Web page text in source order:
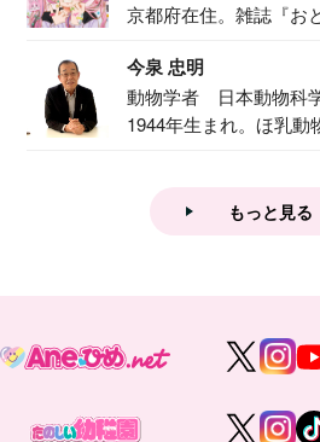
京都府在住。雑誌『お
今泉 忠明
動物学者 日本動物科
1944年生まれ。ほ乳動
もっと見る